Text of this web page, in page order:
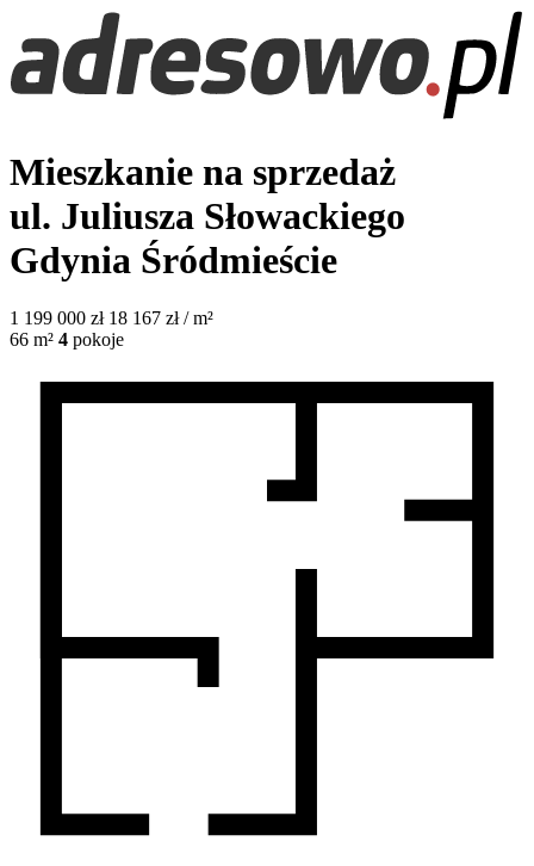
Mieszkanie na sprzedaż
ul. Juliusza Słowackiego
Gdynia Śródmieście
1 199 000 zł 18 167 zł / m²
66 m² 4 pokoje